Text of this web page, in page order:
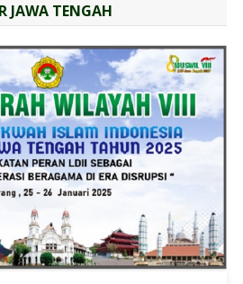
JAWA TENGAH